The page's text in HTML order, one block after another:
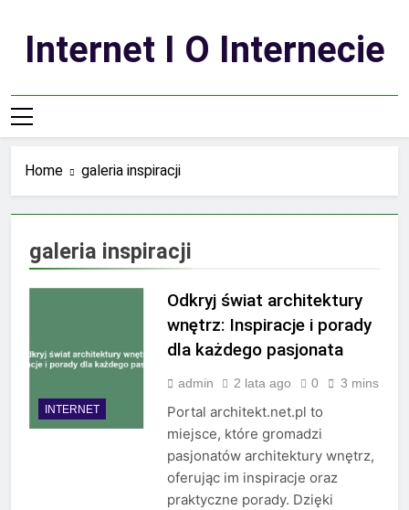
contentInternet I O Internecie
Home galeria inspiracji
galeria inspiracji
INTERNET
Odkryj świat architektury
wnętrz: Inspiracje i porady
dla każdego pasjonata
admin 2 lata ago 0 3 mins
Portal architekt.net.pl to
miejsce, które gromadzi
pasjonatów architektury wnętrz,
oferując im inspiracje oraz
praktyczne porady. Dzięki